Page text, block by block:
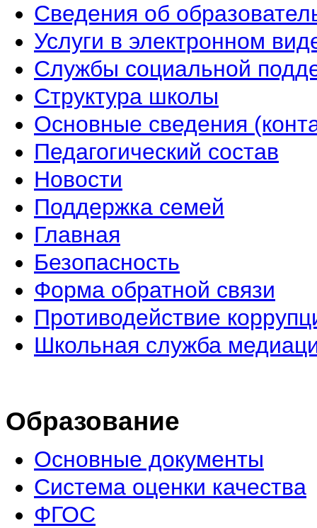
Сведения об
Услуги в электронном
Службы социальной
Структура школы
Основные сведения
Педагогический состав
Новости
Поддержка семей
Главная
Безопасность
Форма обратной связи
Противодействие
Школьная служба
Образование
Основные документы
Система оценки качества
ФГОС